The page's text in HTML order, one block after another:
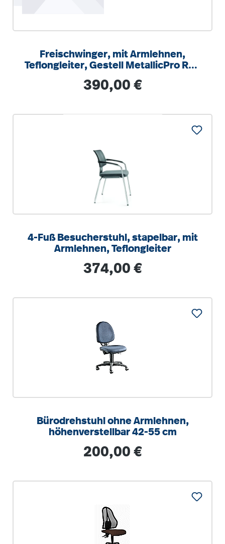
Freischwinger, mit Armlehnen,
Teflongleiter, Gestell MetallicPro RAL
Regulärer Preis:
390,00 €
4-Fuß Besucherstuhl, stapelbar, mit
Armlehnen, Teflongleiter
Regulärer Preis:
374,00 €
Bürodrehstuhl ohne Armlehnen,
höhenverstellbar 42-55 cm
Regulärer Preis:
200,00 €